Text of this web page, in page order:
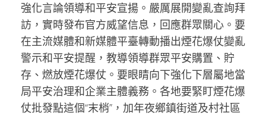
強化言論領導和平安宣揚。嚴厲展開變亂查詢拜
訪，實時發布官方威望信息，回應群眾關心。要
在主流媒體和新媒體平臺轉動播出煙花爆仗變亂
警示和平安提醒，教導領導群眾平安購置、貯
存、燃放煙花爆仗。 要眼睛向下強化下層屬地當
局平安治理和企業主體義務。各地要緊盯煙花爆
仗批發點這個“末梢”，加年夜鄉鎮街道及村社區